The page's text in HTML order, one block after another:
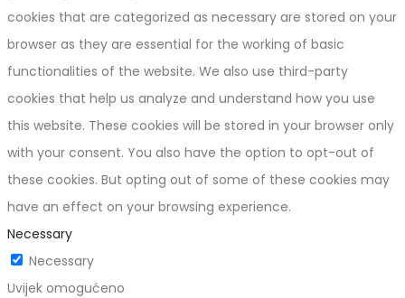
cookies that are categorized as necessary are stored on your
browser as they are essential for the working of basic
functionalities of the website. We also use third-party
cookies that help us analyze and understand how you use
this website. These cookies will be stored in your browser only
with your consent. You also have the option to opt-out of
these cookies. But opting out of some of these cookies may
have an effect on your browsing experience.
Necessary
Necessary
Uvijek omogućeno